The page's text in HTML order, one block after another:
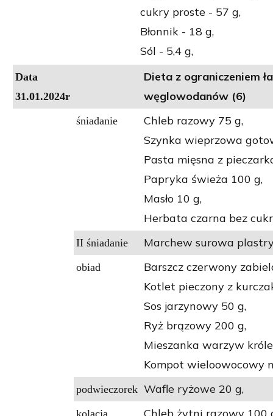
cukry proste - 57 g,
Błonnik - 18 g,
Sól - 5,4 g,
Data
31.01.2024r
Dieta z ograniczeniem
węglowodanów (6)
śniadanie
Chleb razowy 75 g,
Szynka wieprzowa
Pasta mięsna z
Papryka świeża 100 g,
Masło 10 g,
Herbata czarna bez
II śniadanie Marchew surowa
obiad
Barszcz czerwony
Kotlet pieczony z
Sos jarzynowy 50 g,
Ryż brązowy 200 g,
Mieszanka warzyw
Kompot wieloowocowy
podwieczorek Wafle ryżowe 20 g,
kolacja Chleb żytni razowy 100